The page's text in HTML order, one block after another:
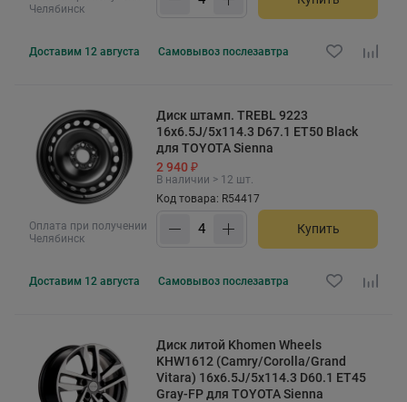
Челябинск
Доставим 12 августа Самовывоз послезавтра
Оплата при получении
Челябинск
Диск штамп. TREBL 9223
16x6.5J/5x114.3 D67.1 ET50 Black
для TOYOTA Sienna
2 940 ₽
В наличии > 12 шт.
Код товара: R54417
Купить
Доставим 12 августа Самовывоз послезавтра
Диск литой Khomen Wheels
KHW1612 (Camry/Corolla/Grand
Vitara) 16x6.5J/5x114.3 D60.1 ET45
Gray-FP для TOYOTA Sienna